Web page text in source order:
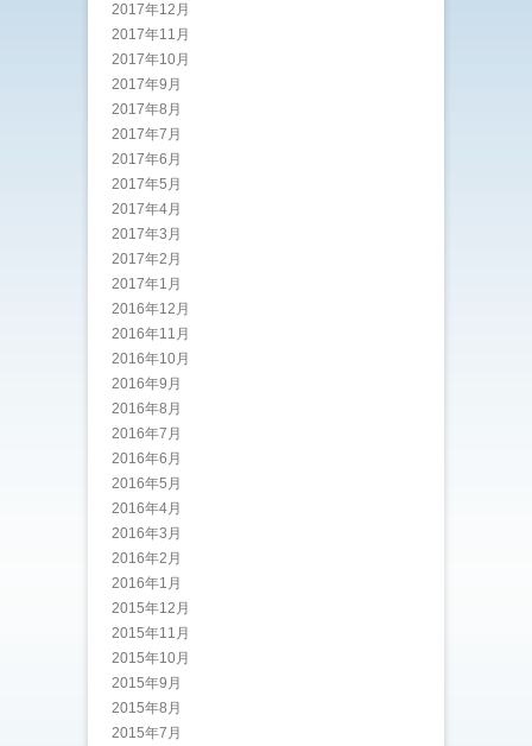
2017年12月
2017年11月
2017年10月
2017年9月
2017年8月
2017年7月
2017年6月
2017年5月
2017年4月
2017年3月
2017年2月
2017年1月
2016年12月
2016年11月
2016年10月
2016年9月
2016年8月
2016年7月
2016年6月
2016年5月
2016年4月
2016年3月
2016年2月
2016年1月
2015年12月
2015年11月
2015年10月
2015年9月
2015年8月
2015年7月